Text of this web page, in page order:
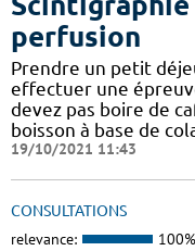
perfusion
Prendre un petit
effectuer une
devez pas boire de
boisson à base de
19/10/2021 11:43
CONSULTATIONS
relevance: 100%